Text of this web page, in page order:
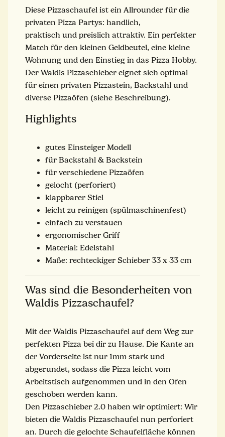
Diese Pizzaschaufel ist ein Allrounder für die
privaten Pizza Partys: handlich,
praktisch und preislich attraktiv. Ein perfekter
Match für den kleinen Geldbeutel, eine kleine
Wohnung und den Einstieg in das Pizza Hobby.
Der Waldis Pizzaschieber eignet sich optimal
für einen privaten Pizzastein, Backstahl und
diverse Pizzaöfen (siehe Beschreibung).
Highlights
gutes Einsteiger Modell
für Backstahl & Backstein
für verschiedene Pizzaöfen
gelocht (perforiert)
klappbarer Stiel
leicht zu reinigen (spülmaschinenfest)
einfach zu verstauen
ergonomischer Griff
Material: Edelstahl
Maße: rechteckiger Schieber 33 x 33 cm
Was sind die Besonderheiten von
Waldis Pizzaschaufel?
Mit der Waldis Pizzaschaufel auf dem Weg zur
perfekten Pizza bei dir zu Hause. Die Kante an
der Vorderseite ist nur 1mm stark und
abgerundet, sodass die Pizza leicht vom
Arbeitstisch aufgenommen und in den Ofen
geschoben werden kann.
Den Pizzaschieber 2.0 haben wir optimiert: Wir
bieten die Waldis Pizzaschaufel nun perforiert
an. Durch die gelochte Schaufelfläche können